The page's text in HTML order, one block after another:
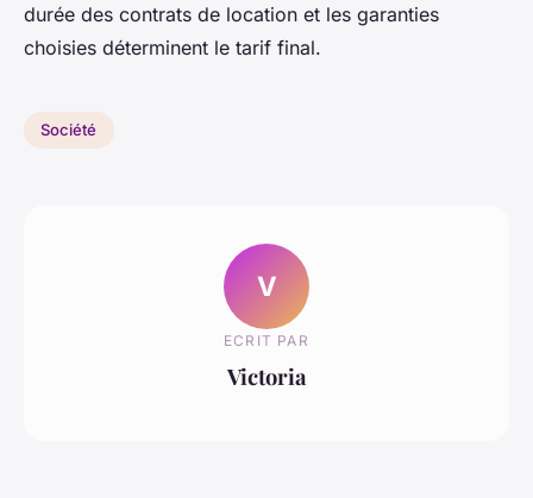
durée des contrats de location et les garanties
choisies déterminent le tarif final.
Société
V
ECRIT PAR
Victoria